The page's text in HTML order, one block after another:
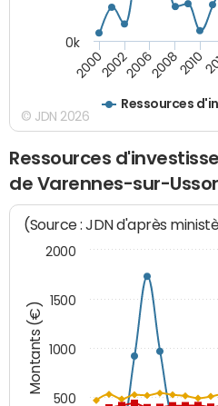
Ressources
20002002200620082010
0k
© JDN 2026
Ressources
de Varennes-sur-
Montants (€)
(Source : JDN d'après
500
1000
1500
2000